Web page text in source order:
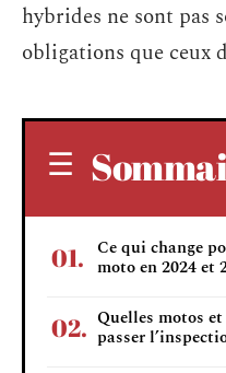
hybrides ne sont pas
obligations que ceux
Ce qui change
moto en 2024 et
Quelles motos
passer